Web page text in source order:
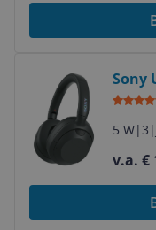
Sony
5 W| 3 |
v.a. €